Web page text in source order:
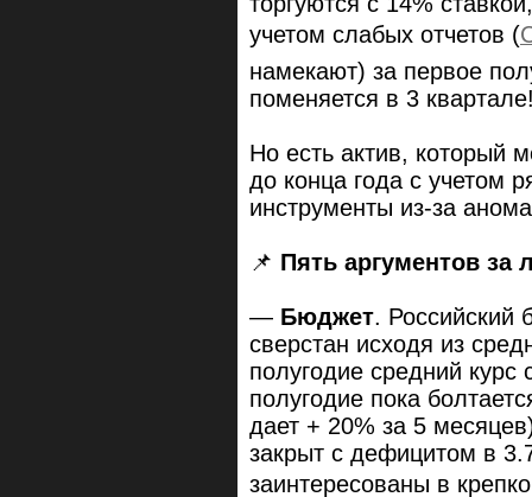
учетом слабых отчетов (
намекают) за первое
поменяется в 3
Но есть актив, который
до конца года с учетом
инструменты из-за
📌 Пять аргументов за
— Бюджет. Российский
сверстан исходя из
полугодие средний
полугодие пока
дает + 20% за 5
закрыт с дефицитом в
заинтересованы в